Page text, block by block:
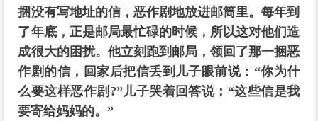
捆没有写地址的信，恶作剧地放进邮筒里。每年到
了年底，正是邮局最忙碌的时候，所以这对他们造
成很大的困扰。他立刻跑到邮局，领回了那一捆恶
作剧的信，回家后把信丢到儿子眼前说：“你为什
么要这样恶作剧?”儿子哭着回答说：“这些信是我
要寄给妈妈的。”